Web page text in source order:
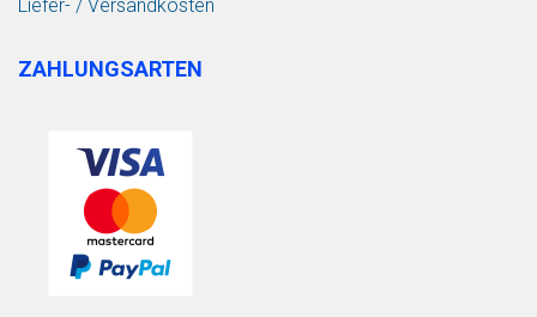
Liefer- / Versandkosten
ZAHLUNGSARTEN